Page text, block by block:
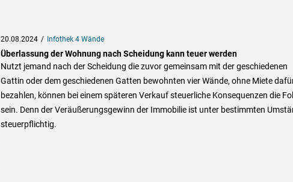
20.08.2024 Infothek 4 Wände
Überlassung der Wohnung nach Scheidung kann teuer werden
Nutzt jemand nach der Scheidung die zuvor gemeinsam mit der geschiedenen
Gattin oder dem geschiedenen Gatten bewohnten vier Wände, ohne Miete
bezahlen, können bei einem späteren Verkauf steuerliche Konsequenzen die
sein. Denn der Veräußerungsgewinn der Immobilie ist unter bestimmten
steuerpflichtig.